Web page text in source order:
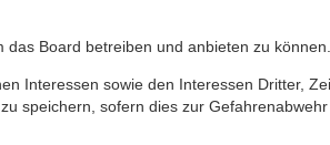
Board betreiben und anbieten zu können.
Interessen sowie den Interessen Dritter,
speichern, sofern dies zur